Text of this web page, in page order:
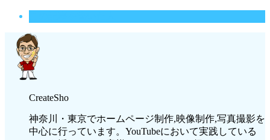
CreateSho
神奈川・東京でホームページ制作,映像制作,写真撮影を
中心に行っています。YouTubeにおいて実践している